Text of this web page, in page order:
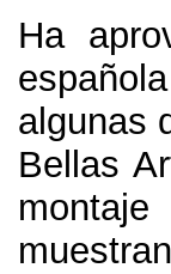
Ha
algunas
Bellas